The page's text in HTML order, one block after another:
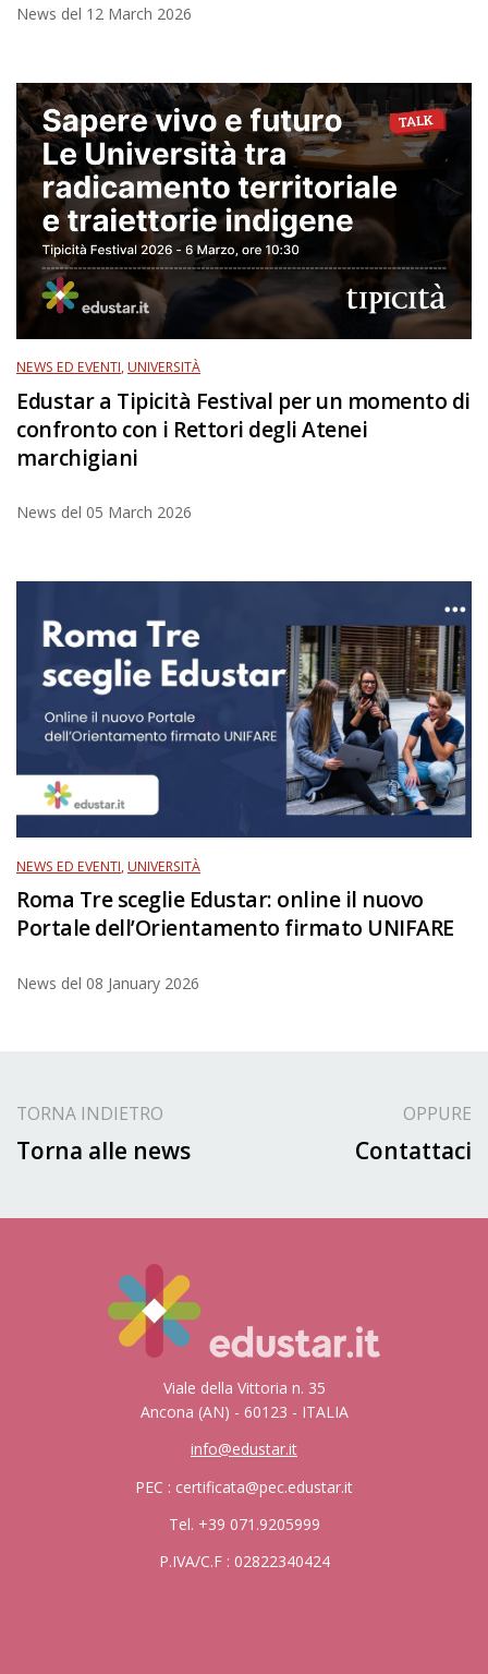
News del 12 March 2026
NEWS ED EVENTI,UNIVERSITÀ
Edustar a Tipicità Festival per un momento di
confronto con i Rettori degli Atenei
marchigiani
News del 05 March 2026
NEWS ED EVENTI,UNIVERSITÀ
Roma Tre sceglie Edustar: online il nuovo
Portale dell’Orientamento firmato UNIFARE
News del 08 January 2026
TORNA INDIETRO
Torna alle news
OPPURE
Contattaci
Viale della Vittoria n. 35
Ancona (AN) - 60123 - ITALIA
info@edustar.it
PEC : certificata@pec.edustar.it
Tel. +39 071.9205999
P.IVA/C.F : 02822340424